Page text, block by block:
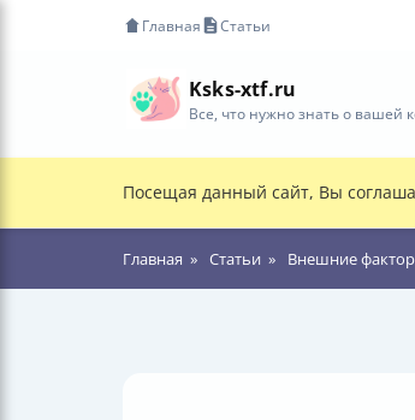
Главная Статьи
Ksks-xtf.ru
Все, что нужно знать о вашей
Посещая данный сайт, Вы
Главная Статьи Внешние